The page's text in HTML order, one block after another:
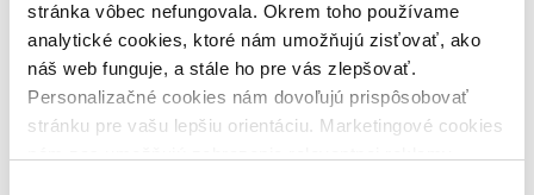
stránka vôbec nefungovala. Okrem toho používame
analytické cookies, ktoré nám umožňujú zisťovať, ako
náš web funguje, a stále ho pre vás zlepšovať.
Personalizačné cookies nám dovoľujú prispôsobovať
stránku pre vašu lepšiu orientáciu. Marketingové cookies
Bestsellery
Top hodnotené
Najdrahšie